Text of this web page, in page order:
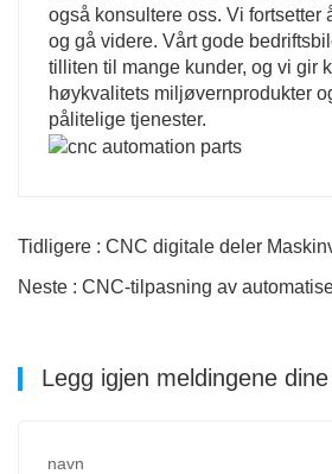
også konsultere oss. Vi fortsetter
og gå videre. Vårt gode
tilliten til mange kunder, og vi gir
høykvalitets miljøvernprodukter
pålitelige tjenester.
Neste : CNC-tilpasning av
Legg igjen meldingene dine
navn